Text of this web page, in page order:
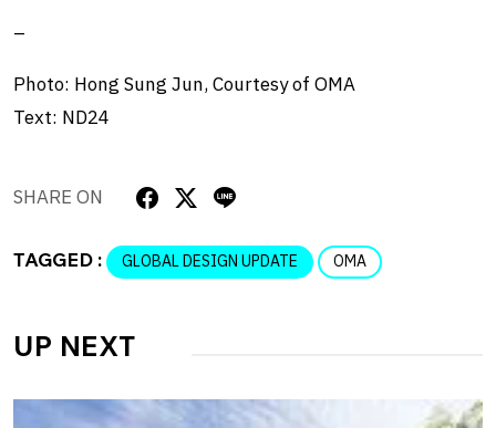
–
Photo: Hong Sung Jun, Courtesy of OMA
Text: ND24
SHARE ON
TAGGED : GLOBAL DESIGN UPDATE OMA
UP NEXT